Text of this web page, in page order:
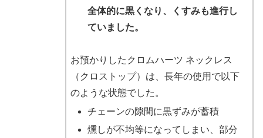
全体的に黒くなり、くすみも進行し
ていました。
お預かりしたクロムハーツ ネックレス
（クロストップ）は、長年の使用で以下
のような状態でした。
チェーンの隙間に黒ずみが蓄積
燻しが不均等になってしまい、部分